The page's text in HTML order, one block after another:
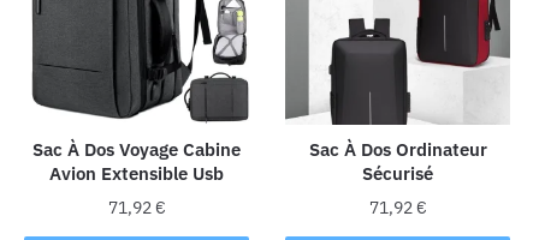
Sac À Dos Voyage Cabine
Avion Extensible Usb
71,92€
Sac À Dos Ordinateur
Sécurisé
71,92€